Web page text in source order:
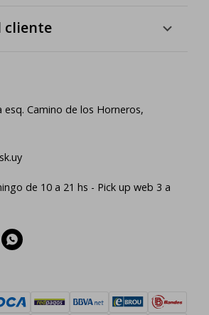
cliente
esq. Camino de los Horneros,
de 10 a 21 hs - Pick up web 3 a
